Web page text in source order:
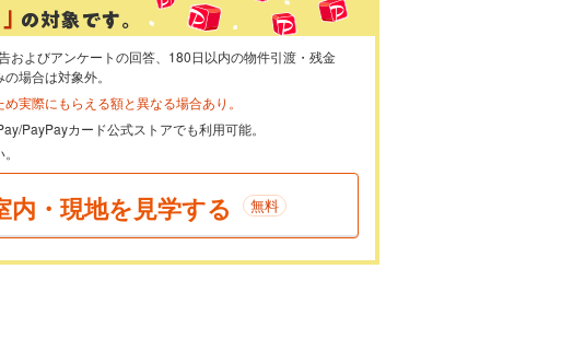
およびアンケートの回答、180日以内の物件引渡・残金
場合は対象外。
実際にもらえる額と異なる場合あり。
PayPayカード公式ストアでも利用可能。
内・現地を見学する 無料